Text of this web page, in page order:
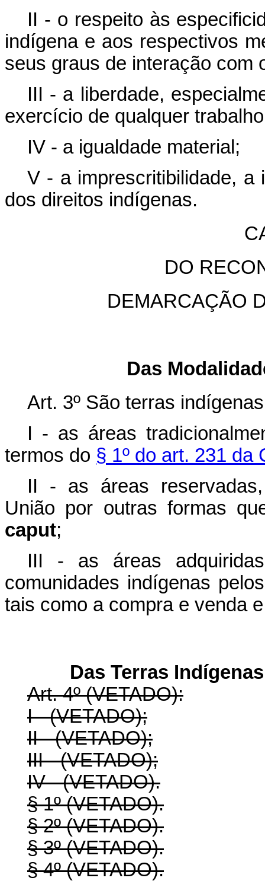
II - o respeito às
indígena e aos respectivos
seus graus de interação com
III - a liberdade,
exercício de qualquer
IV - a igualdade material;
V - a imprescritibilidade, a
dos direitos indígenas.
DO
DEMARCAÇÃO
Das
Art. 3º São terras
I - as áreas
termos do § 1º do art. 231 da
II - as áreas
União por outras formas
caput;
III - as áreas
comunidades indígenas
tais como a compra e venda
Das Terras
Art. 4º (VETADO):
I - (VETADO);
II - (VETADO);
III - (VETADO);
IV - (VETADO).
§ 1º (VETADO).
§ 2º (VETADO).
§ 3º (VETADO).
§ 4º (VETADO).